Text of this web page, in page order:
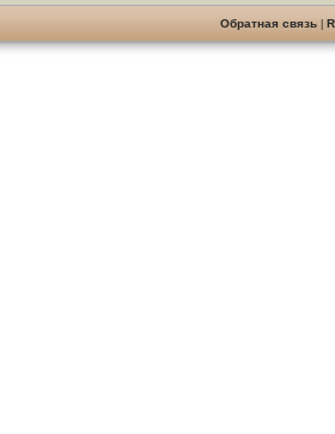
Обратная связь